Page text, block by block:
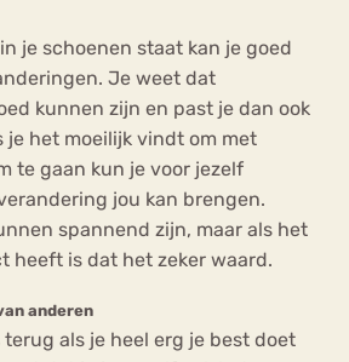
je schoenen staat kan je goed
Je weet dat
kunnen zijn en past je dan ook
je het moeilijk vindt om met
te gaan kun je voor jezelf
jou kan brengen.
spannend zijn, maar als het
heeft is dat het zeker waard.
anderen
als je heel erg je best doet